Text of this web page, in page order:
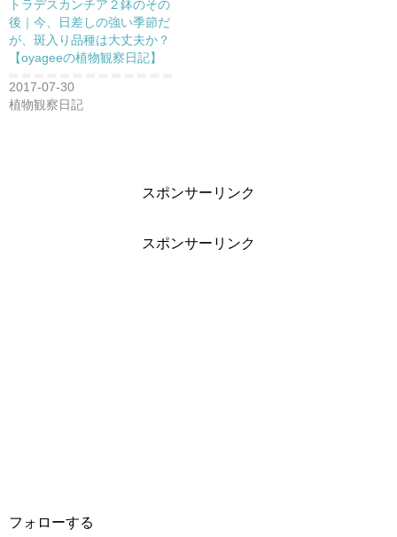
トラデスカンチア２鉢のその
後｜今、日差しの強い季節だ
が、斑入り品種は大丈夫か？
【oyageeの植物観察日記】
2017-07-30
植物観察日記
スポンサーリンク
スポンサーリンク
フォローする